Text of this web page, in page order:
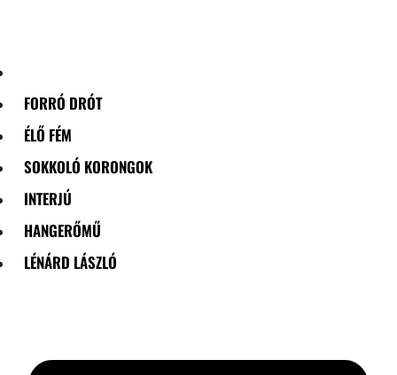
FORRÓ DRÓT
ÉLŐ FÉM
SOKKOLÓ KORONGOK
INTERJÚ
HANGERŐMŰ
LÉNÁRD LÁSZLÓ